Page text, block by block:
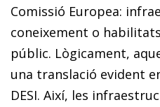
Comissió Europea:
coneixement o
públic. Lògicament,
una translació evident
DESI. Així, les